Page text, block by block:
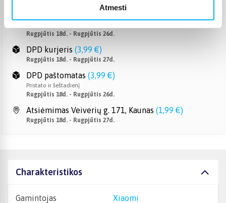
Atmesti
Rugpjūtis 18d. - Rugpjūtis 26d.
DPD kurjeris (3,99 €)
Rugpjūtis 18d. - Rugpjūtis 27d.
DPD paštomatas (3,99 €)
Pristato ir šeštadienį
Rugpjūtis 18d. - Rugpjūtis 26d.
Atsiėmimas Veiverių g. 171, Kaunas (1,99 €)
Rugpjūtis 18d. - Rugpjūtis 27d.
Charakteristikos
Gamintojas Xiaomi